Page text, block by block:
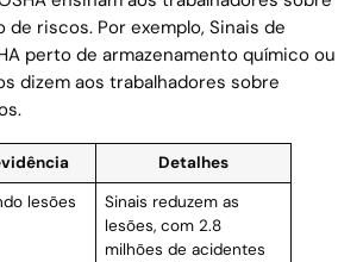
de riscos. Por exemplo, Sinais de
perto de armazenamento químico ou
dizem aos trabalhadores sobre
Detalhes
lesões
Sinais reduzem as
lesões, com 2.8
milhões de acidentes